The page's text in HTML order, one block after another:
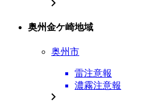
奥州金ケ崎地域
奥州市
雷注意報
濃霧注意報